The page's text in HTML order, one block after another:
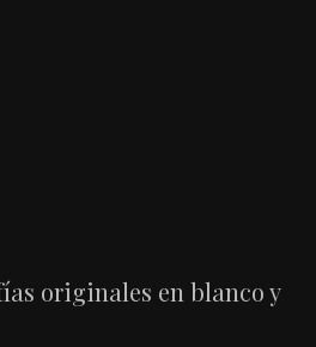
originales en blanco y